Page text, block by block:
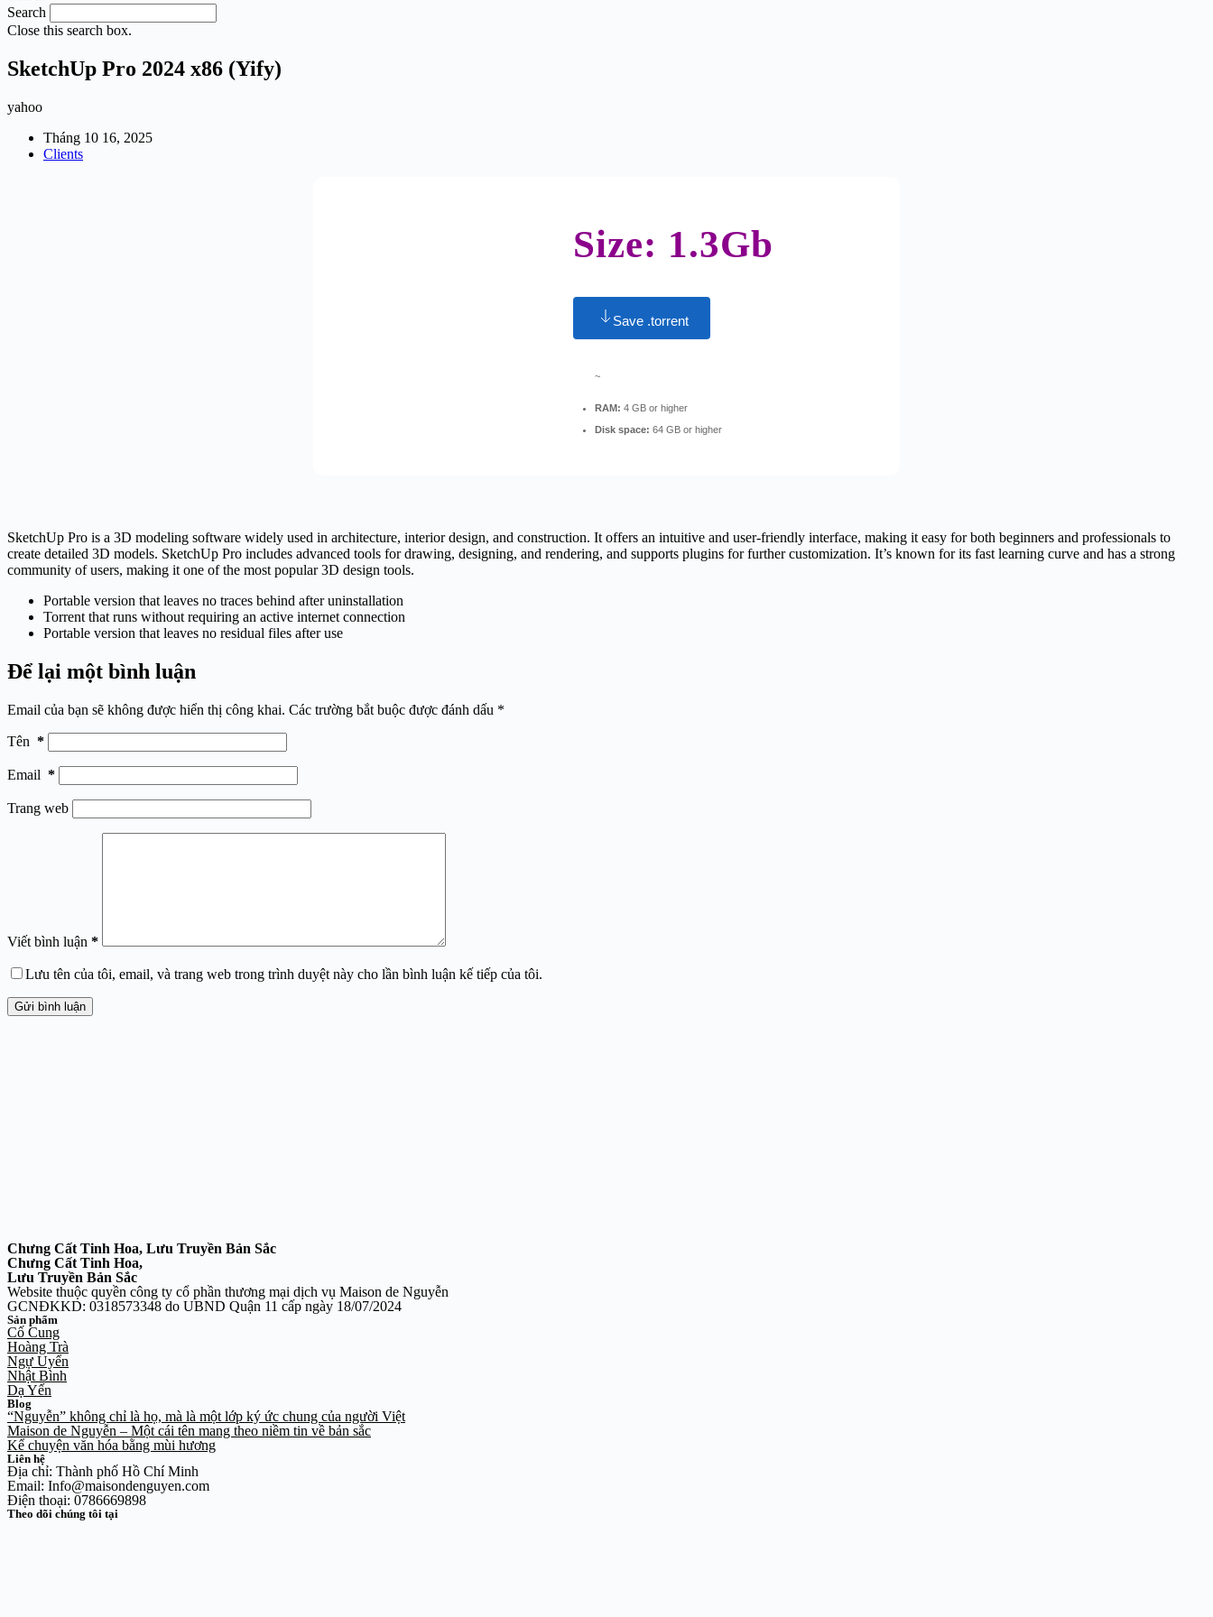
Search
Close this search box.
SketchUp Pro 2024 x86 (Yify)
yahoo
Tháng 10 16, 2025
Clients
Size: 1.3Gb
Save .torrent
~
RAM: 4 GB or higher
Disk space: 64 GB or higher
SketchUp Pro is a 3D modeling software widely used in architecture, interior design, and construction. It offers an intuitive and user-friendly interface, making it easy for both beginners and professionals to
create detailed 3D models. SketchUp Pro includes advanced tools for drawing, designing, and rendering, and supports plugins for further customization. It’s known for its fast learning curve and has a strong
community of users, making it one of the most popular 3D design tools.
Portable version that leaves no traces behind after uninstallation
Torrent that runs without requiring an active internet connection
Portable version that leaves no residual files after use
Để lại một bình luận
Email của bạn sẽ không được hiển thị công khai. Các trường bắt buộc được đánh dấu *
Tên *
Email *
Trang web
Viết bình luận *
Lưu tên của tôi, email, và trang web trong trình duyệt này cho lần bình luận kế tiếp của tôi.
Gửi bình luận
Chưng Cất Tinh Hoa, Lưu Truyền Bản Sắc
Chưng Cất Tinh Hoa,
Lưu Truyền Bản Sắc
Website thuộc quyền công ty cổ phần thương mại dịch vụ Maison de Nguyễn
GCNĐKKD: 0318573348 do UBND Quận 11 cấp ngày 18/07/2024
Sản phẩm
Cố Cung
Hoàng Trà
Ngự Uyển
Nhật Bình
Dạ Yến
Blog
“Nguyễn” không chỉ là họ, mà là một lớp ký ức chung của người Việt
Maison de Nguyễn – Một cái tên mang theo niềm tin về bản sắc
Kể chuyện văn hóa bằng mùi hương
Liên hệ
Địa chỉ: Thành phố Hồ Chí Minh
Email: Info@maisondenguyen.com
Điện thoại: 0786669898
Theo dõi chúng tôi tại